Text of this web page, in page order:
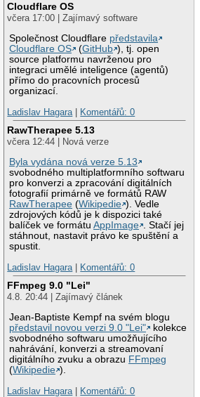
Cloudflare OS
včera 17:00 | Zajímavý software
Společnost Cloudflare představila
Cloudflare OS
(GitHub ), tj. open
source platformu navrženou pro
integraci umělé inteligence (agentů)
přímo do pracovních procesů
organizací.
Ladislav Hagara
Komentářů: 0
RawTherapee 5.13
včera 12:44 | Nová verze
Byla vydána nová verze 5.13
svobodného multiplatformního softwaru
pro konverzi a zpracování digitálních
fotografií primárně ve formátů RAW
RawTherapee (Wikipedie ). Vedle
zdrojových kódů je k dispozici také
balíček ve formátuAppImage . Stačí jej
stáhnout, nastavit právo ke spuštění a
spustit.
Ladislav Hagara
Komentářů: 0
FFmpeg 9.0 "Lei"
4.8. 20:44 | Zajímavý článek
Jean-Baptiste Kempf na svém blogu
představil novou verzi 9.0 "Lei"
kolekce
svobodného softwaru umožňujícího
nahrávání, konverzi a streamovaní
digitálního zvuku a obrazu FFmpeg
(Wikipedie ).
Ladislav Hagara
Komentářů: 0